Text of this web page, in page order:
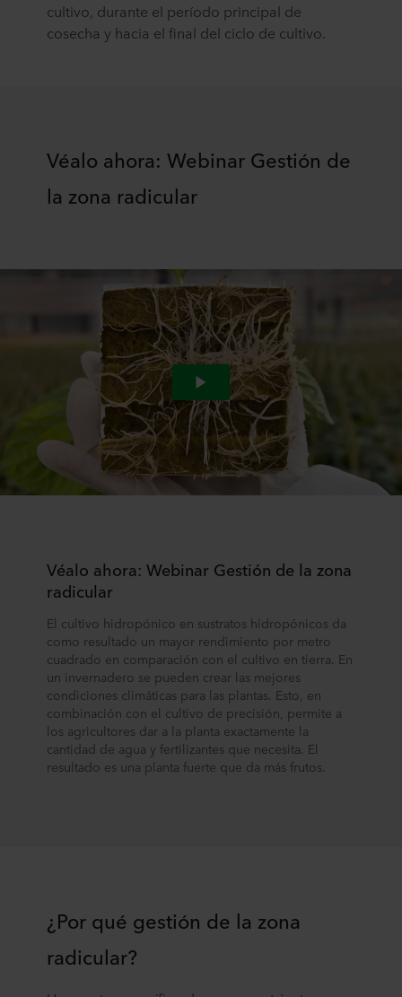
cultivo, durante el período principal de
cosecha y hacia el final del ciclo de cultivo.
Véalo ahora: Webinar Gestión de
la zona radicular
Véalo ahora: Webinar Gestión de la zona
radicular
El cultivo hidropónico en sustratos hidropónicos da
como resultado un mayor rendimiento por metro
cuadrado en comparación con el cultivo en tierra. En
un invernadero se pueden crear las mejores
condiciones climáticas para las plantas. Esto, en
combinación con el cultivo de precisión, permite a
los agricultores dar a la planta exactamente la
cantidad de agua y fertilizantes que necesita. El
resultado es una planta fuerte que da más frutos.
¿Por qué gestión de la zona
radicular?